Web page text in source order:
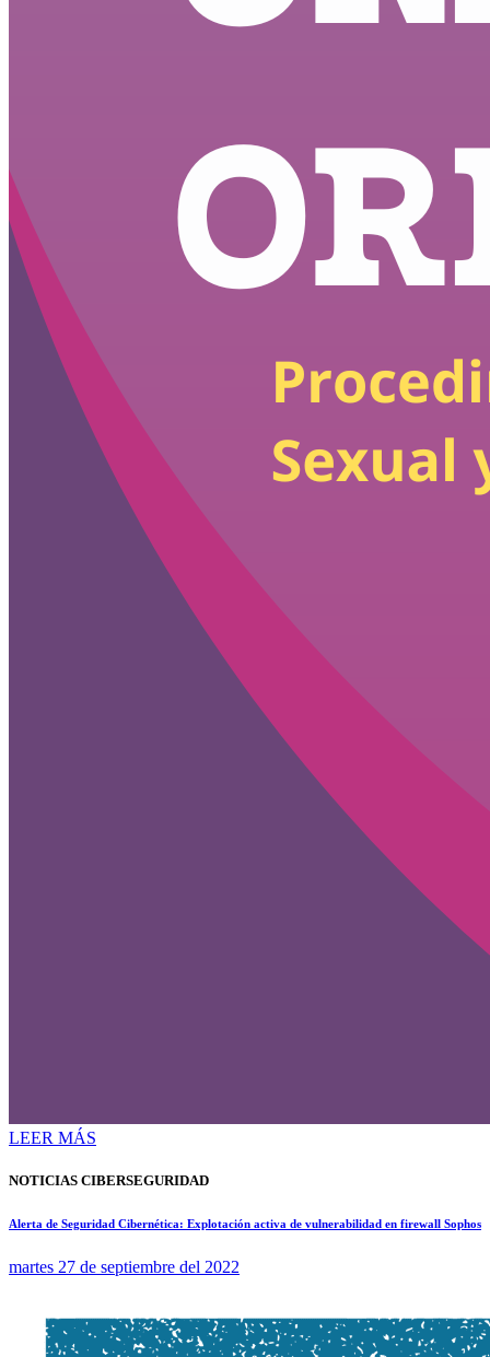
LEER MÁS
NOTICIAS CIBERSEGURIDAD
Alerta de Seguridad Cibernética: Explotación activa de vulnerabilidad en firewall Sophos
martes 27 de septiembre del 2022